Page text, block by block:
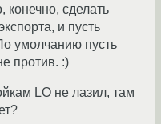
конечно, сделать
и пусть
умолчанию пусть
против. :)
LO не лазил, там